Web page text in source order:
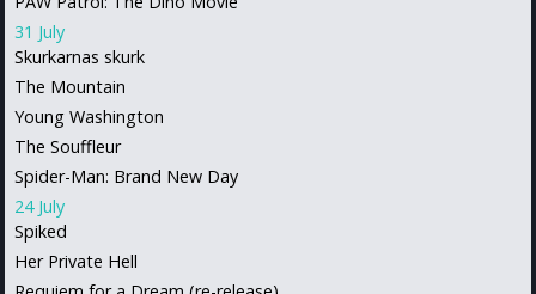
31 July
Skurkarnas skurk
The Mountain
Young Washington
The Souffleur
Spider-Man: Brand New Day
24 July
Spiked
Her Private Hell